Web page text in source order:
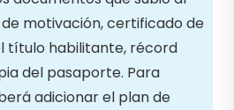
motivación, certificado de
título habilitante, récord
del pasaporte. Para
adicionar el plan de